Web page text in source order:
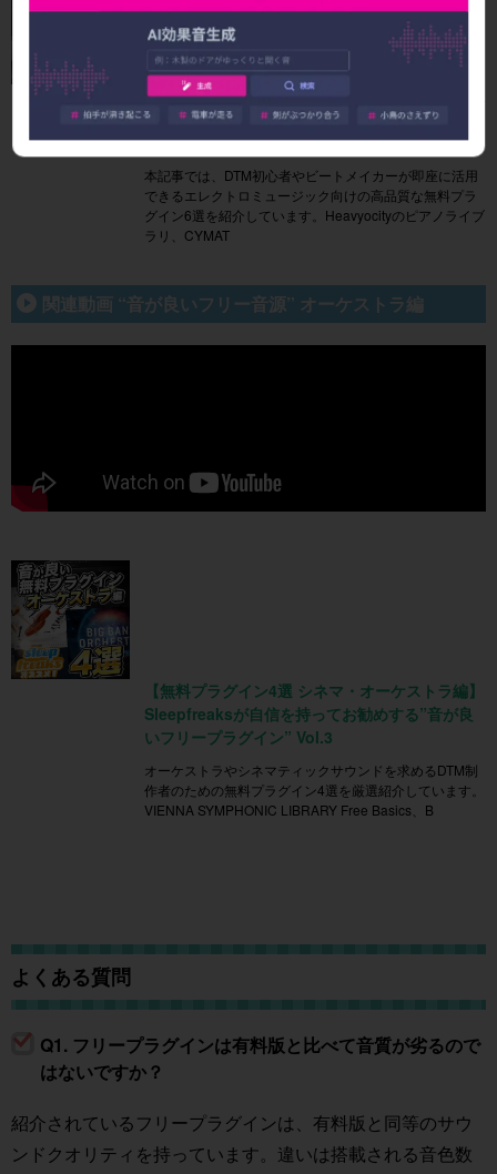
【無料プラグイン6選 エレクトロ編】Sleepfreak
sが自信を持ってお勧めする”音が良いフリープ
ラグイン” Vol.2
本記事では、DTM初心者やビートメイカーが即座に活用
できるエレクトロミュージック向けの高品質な無料プラ
グイン6選を紹介しています。Heavyocityのピアノライブ
ラリ、CYMAT
関連動画 “音が良いフリー音源” オーケストラ編
【無料プラグイン4選 シネマ・オーケストラ編】
Sleepfreaksが自信を持ってお勧めする”音が良
いフリープラグイン” Vol.3
オーケストラやシネマティックサウンドを求めるDTM制
作者のための無料プラグイン4選を厳選紹介しています。
VIENNA SYMPHONIC LIBRARY Free Basics、B
よくある質問
Q1. フリープラグインは有料版と比べて音質が劣るので
はないですか？
紹介されているフリープラグインは、有料版と同等のサウ
ンドクオリティを持っています。違いは搭載される音色数